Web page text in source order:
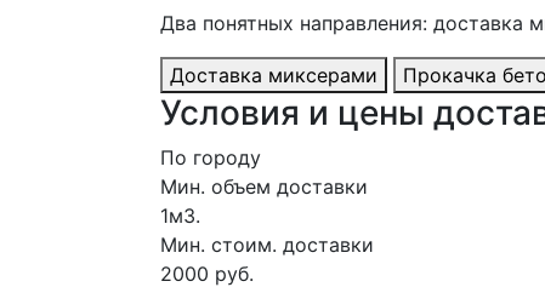
Два понятных направления: доставка
Доставка миксерами Прокачка
Условия и цены
По городу
Мин. объем доставки
1м3.
Мин. стоим. доставки
2000 руб.